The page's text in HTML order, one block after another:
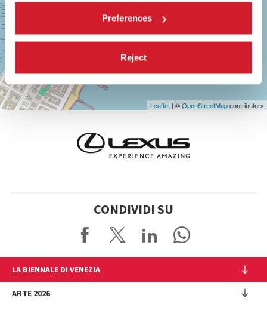
Preferences
Reject
Leaflet | ©OpenStreetMapcontributors
CONDIVIDI SU
LA BIENNALE DI VENEZIA
L'Istituzione
Cariche istituzionali
ARTE 2026